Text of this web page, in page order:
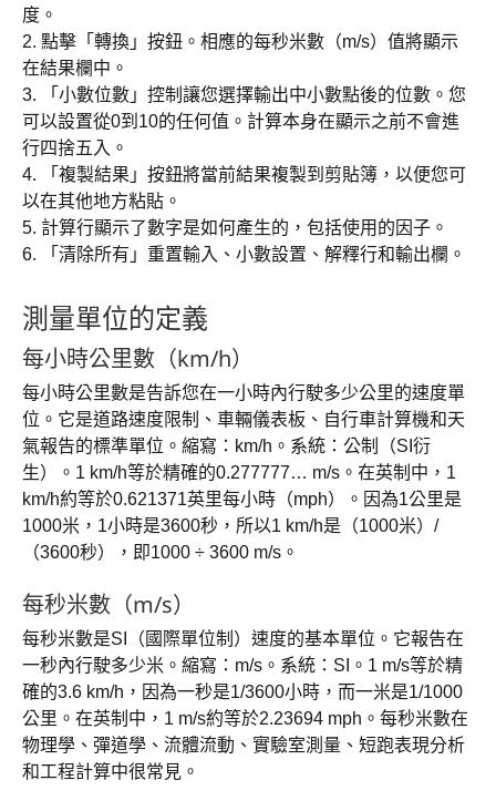
度。
2. 點擊「轉換」按鈕。相應的每秒米數（m/s）值將顯示
在結果欄中。
3. 「小數位數」控制讓您選擇輸出中小數點後的位數。您
可以設置從0到10的任何值。計算本身在顯示之前不會進
行四捨五入。
4. 「複製結果」按鈕將當前結果複製到剪貼簿，以便您可
以在其他地方粘貼。
5. 計算行顯示了數字是如何產生的，包括使用的因子。
6. 「清除所有」重置輸入、小數設置、解釋行和輸出欄。
測量單位的定義
每小時公里數（km/h）
每小時公里數是告訴您在一小時內行駛多少公里的速度單
位。它是道路速度限制、車輛儀表板、自行車計算機和天
氣報告的標準單位。縮寫：km/h。系統：公制（SI衍
生）。1 km/h等於精確的0.277777… m/s。在英制中，1
km/h約等於0.621371英里每小時（mph）。因為1公里是
1000米，1小時是3600秒，所以1 km/h是（1000米）/
（3600秒），即1000 ÷ 3600 m/s。
每秒米數（m/s）
每秒米數是SI（國際單位制）速度的基本單位。它報告在
一秒內行駛多少米。縮寫：m/s。系統：SI。1 m/s等於精
確的3.6 km/h，因為一秒是1/3600小時，而一米是1/1000
公里。在英制中，1 m/s約等於2.23694 mph。每秒米數在
物理學、彈道學、流體流動、實驗室測量、短跑表現分析
和工程計算中很常見。